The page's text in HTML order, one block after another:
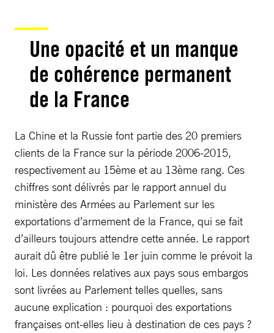
Une opacité et un manque
de cohérence permanent
de la France
La Chine et la Russie font partie des 20 premiers
clients de la France sur la période 2006-2015,
respectivement au 15ème et au 13ème rang. Ces
chiffres sont délivrés par le rapport annuel du
ministère des Armées au Parlement sur les
exportations d’armement de la France, qui se fait
d’ailleurs toujours attendre cette année. Le rapport
aurait dû être publié le 1er juin comme le prévoit la
loi. Les données relatives aux pays sous embargos
sont livrées au Parlement telles quelles, sans
aucune explication : pourquoi des exportations
françaises ont-elles lieu à destination de ces pays ?